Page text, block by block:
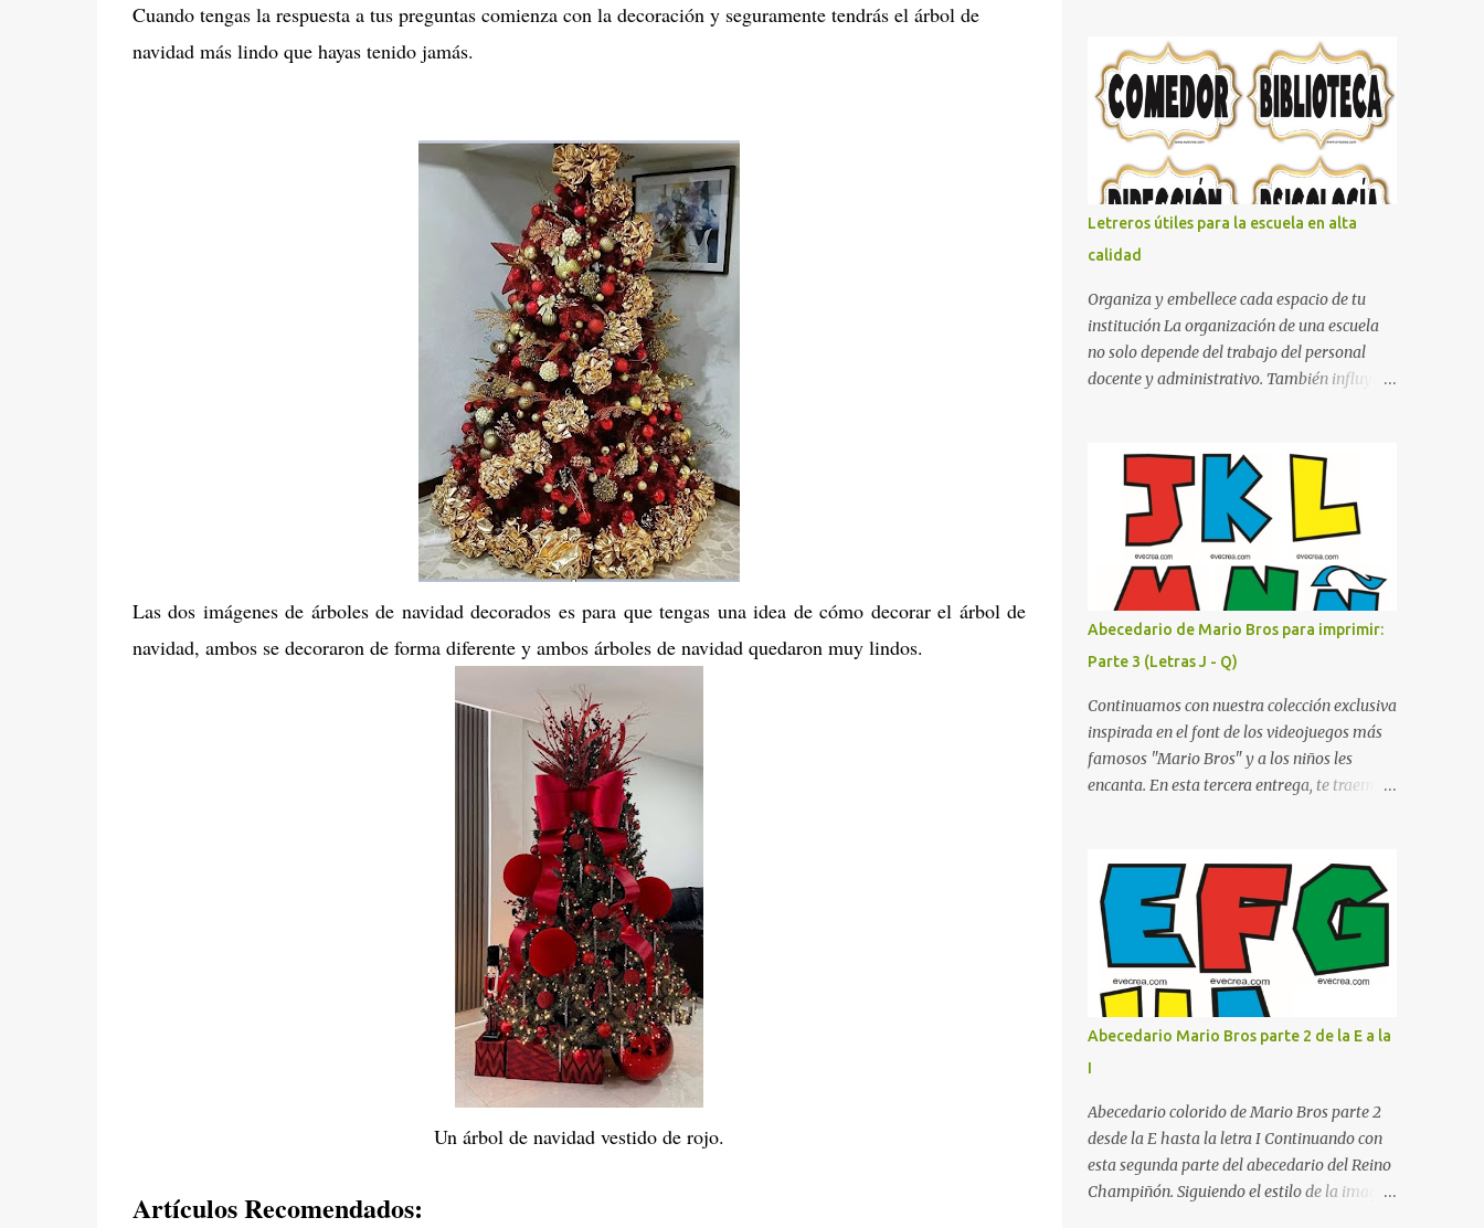
Cuando tengas la respuesta a tus preguntas comienza con la decoración y seguramente tendrás el árbol de
navidad más lindo que hayas tenido jamás.
Las dos imágenes de árboles de navidad decorados es para que tengas una idea de cómo decorar el árbol de
navidad, ambos se decoraron de forma diferente y ambos árboles de navidad quedaron muy lindos.
Un árbol de navidad vestido de rojo.
Artículos Recomendados:
de los videojuegos. Este set de letras está
diseñado para transformar cualquier
mensaje en una aventura, utilizando la
tipografía clásica y robusta que los fans han
reconocido por décadas. En esta primera
sección, el abecedario nos presenta:
Identidad Visual: Un diseño de bloques con
bordes negros gruesos que resaltan sobre
cualquier fondo. Paleta de Colores: Una
secuencia dinámica que alterna entre el rojo
de Mario, el verde de Luigi, y los tonos azul y
amarillo clásicos de los elementos del juego.
Contenido Actual: La imagen muestra la
divertido que define a toda la colección.
Primera parte del juego de letras in...
Letreros útiles para la escuela en alta
calidad
Organiza y embellece cada espacio de tu
institución La organización de una escuela
no solo depende del trabajo del personal
docente y administrativo. También influye la
una función práctica al orientar a
estudiantes, padres de familia, docentes y
visitantes, pero además aportan un toque
decorativo que hace que la institución luzca
más ordenada, moderna y acogedora.
Pensando en esta necesidad, he diseñado
una colección de letreros útiles para la
escuela con un estilo elegante, fácil de leer y
listo para imprimir en alta calidad. Su diseño
busca combinar funcionalidad y estética,
logrando que cualquier institución educativa
proyecte una imagen más organizada y
profesional. ¿Por qué son importantes los
vez, encontrar la biblioteca, la dirección o un
aula específica puede resultar c...
Abecedario de Mario Bros para imprimir:
Parte 3 (Letras J - Q)
Continuamos con nuestra colección exclusiva
inspirada en el font de los videojuegos más
famosos "Mario Bros" y a los niños les
encanta. En esta tercera entrega, te traemos
que hemos incluido la letra Ñ , esencial para
todos nuestros proyectos en español. Bloque
de letras fuente Mario Bros desde la J hasta
la Q ¿Qué incluye este bloque de letras? En
esta sección de evecrea.com , encontrarás
imágenes individuales en alta resolución de
las siguientes letras: Letras vibrantes : La J y
la M en el clásico rojo de la gorra de Mario.
Tonos azules : La K y la Ñ , que destacan por
su diseño limpio y audaz. Colores
secundarios : La L y la Q en amarillo
brillante, junto con la N y la P en un verde
inspirado en los niveles de los juegos.
Abecedario Mario Bros parte 2 de la E a la
I
Abecedario colorido de Mario Bros parte 2
desde la E hasta la letra I Continuando con
esta segunda parte del abecedario del Reino
Champiñón. Siguiendo el estilo de la imagen